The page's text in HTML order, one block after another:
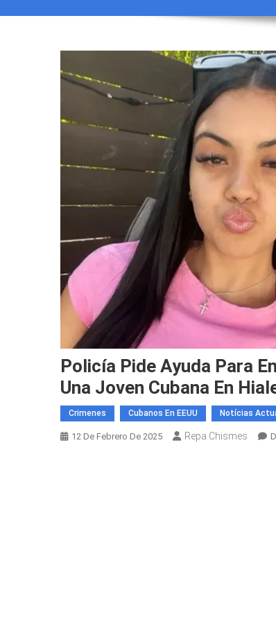
Policía Pide Ayuda Para
Una Joven Cubana En
Crimenes Cubanos En EEUU Notícias
12 De Febrero De 2025 Repa Chismes